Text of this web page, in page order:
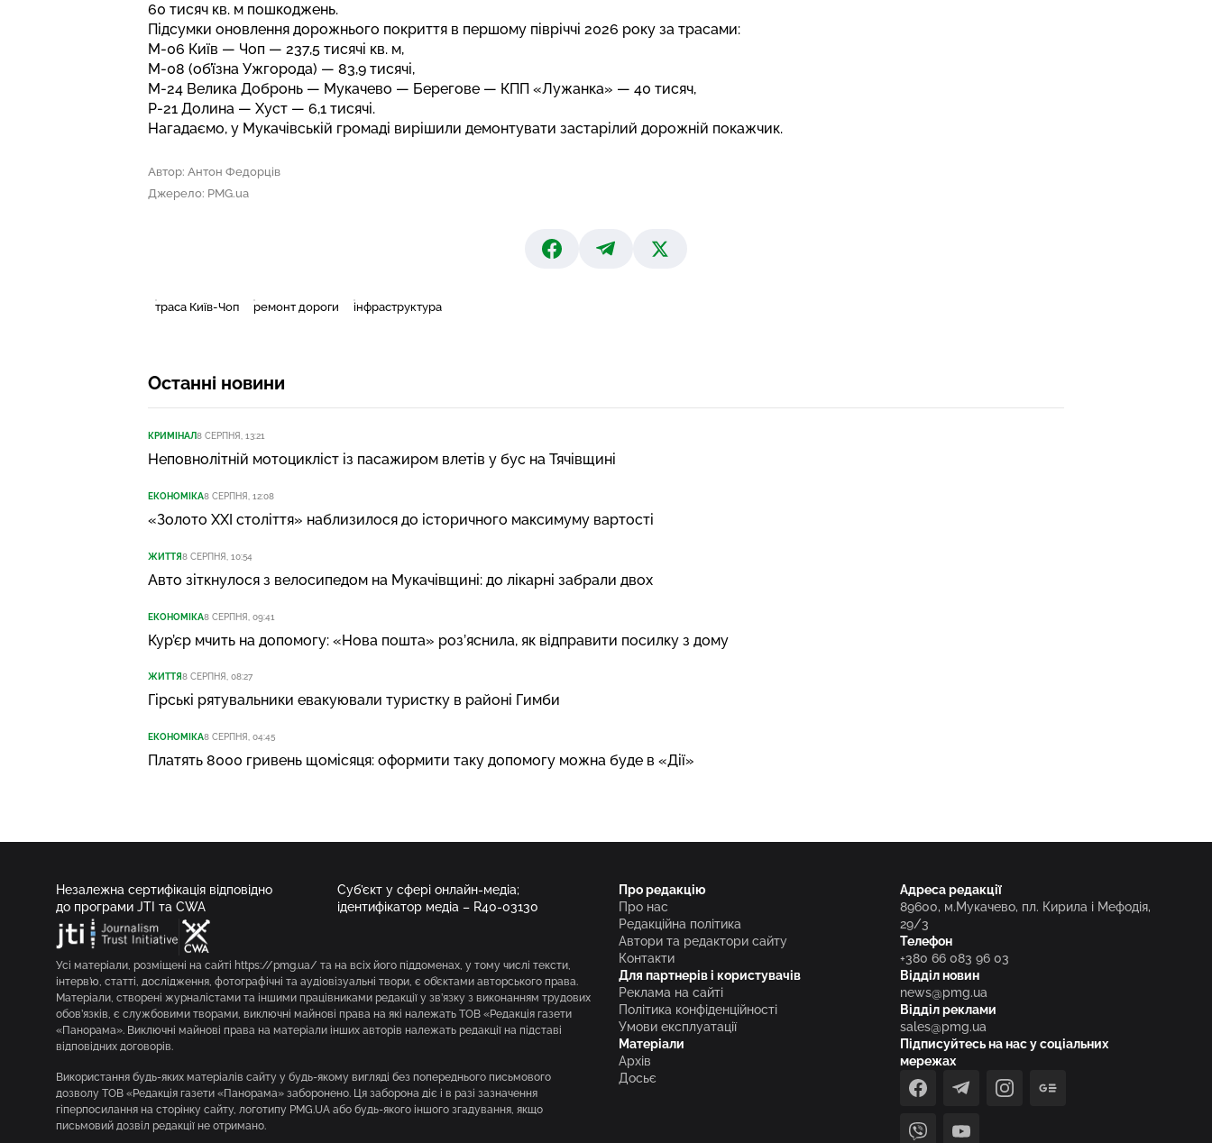
60 тисяч кв. м пошкоджень.
Підсумки оновлення дорожнього покриття в першому півріччі 2026 року за трасами:
М-06 Київ — Чоп — 237,5 тисячі кв. м,
М-08 (об’їзна Ужгорода) — 83,9 тисячі,
М-24 Велика Добронь — Мукачево — Берегове — КПП «Лужанка» — 40 тисяч,
Р-21 Долина — Хуст — 6,1 тисячі.
Нагадаємо, у Мукачівській громаді вирішили демонтувати застарілий дорожній покажчик.
Автор: Антон Федорців
Джерело: PMG.ua
траса Київ-Чоп ремонт дороги інфраструктура
Останні новини
КРИМІНАЛ8 СЕРПНЯ, 13:21
Неповнолітній мотоцикліст із пасажиром влетів у бус на Тячівщині
ЕКОНОМІКА8 СЕРПНЯ, 12:08
«Золото XXI століття» наблизилося до історичного максимуму вартості
ЖИТТЯ8 СЕРПНЯ, 10:54
Авто зіткнулося з велосипедом на Мукачівщині: до лікарні забрали двох
ЕКОНОМІКА8 СЕРПНЯ, 09:41
Кур’єр мчить на допомогу: «Нова пошта» роз’яснила, як відправити посилку з дому
ЖИТТЯ8 СЕРПНЯ, 08:27
Гірські рятувальники евакуювали туристку в районі Гимби
ЕКОНОМІКА8 СЕРПНЯ, 04:45
Платять 8000 гривень щомісяця: оформити таку допомогу можна буде в «Дії»
Незалежна сертифікація відповідно
до програми JTI та CWA
Суб’єкт у сфері онлайн-медіа;
ідентифікатор медіа – R40-03130
Усі матеріали, розміщені на сайті https://pmg.ua/ та на всіх його піддоменах, у тому числі тексти,
інтерв’ю, статті, дослідження, фотографічні та аудіовізуальні твори, є об’єктами авторського права.
Матеріали, створені журналістами та іншими працівниками редакції у зв’язку з виконанням трудових
обов’язків, є службовими творами, виключні майнові права на які належать ТОВ «Редакція газети
«Панорама». Виключні майнові права на матеріали інших авторів належать редакції на підставі
відповідних договорів.
Використання будь-яких матеріалів сайту у будь-якому вигляді без попереднього письмового
дозволу ТОВ «Редакція газети «Панорама» заборонено. Ця заборона діє і в разі зазначення
гіперпосилання на сторінку сайту, логотипу PMG.UA або будь-якого іншого згадування, якщо
письмовий дозвіл редакції не отримано.
Про редакцію
Про нас
Редакційна політика
Автори та редактори сайту
Контакти
Для партнерів і користувачів
Реклама на сайті
Політика конфіденційності
Умови експлуатації
Матеріали
Архів
Досьє
Адреса редакції
89600, м.Мукачево, пл. Кирила і Мефодія,
29/3
Телефон
+380 66 083 96 03
Відділ новин
news@pmg.ua
Відділ реклами
sales@pmg.ua
Підписуйтесь на нас у соціальних
мережах
facebooktelegraminstagramgoogle_news
viber youtube